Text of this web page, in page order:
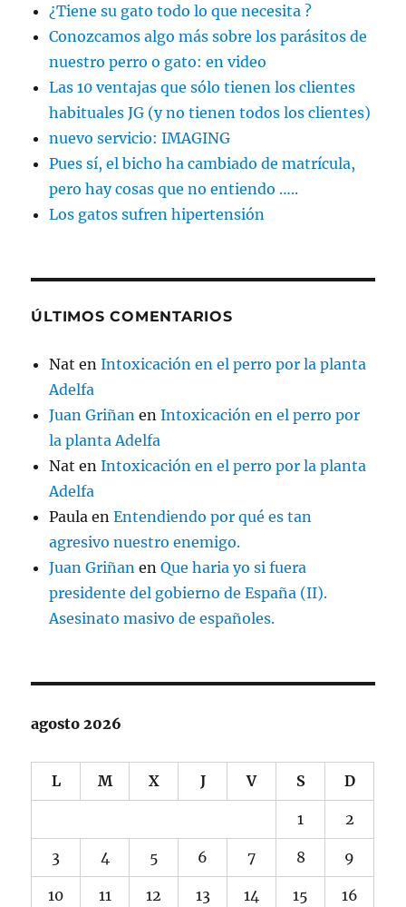
¿Tiene su gato todo lo que necesita ?
Conozcamos algo más sobre los parásitos de
nuestro perro o gato: en video
Las 10 ventajas que sólo tienen los clientes
habituales JG (y no tienen todos los clientes)
nuevo servicio: IMAGING
Pues sí, el bicho ha cambiado de matrícula,
pero hay cosas que no entiendo …..
Los gatos sufren hipertensión
ÚLTIMOS COMENTARIOS
Nat enIntoxicación en el perro por la planta
Adelfa
Juan Griñan enIntoxicación en el perro por
la planta Adelfa
Nat enIntoxicación en el perro por la planta
Adelfa
Paula enEntendiendo por qué es tan
agresivo nuestro enemigo.
Juan Griñan enQue haria yo si fuera
presidente del gobierno de España (II).
Asesinato masivo de españoles.
agosto 2026
L M X J V S D
1 2
3 4 5 6 7 8 9
10 11 12 13 14 15 16